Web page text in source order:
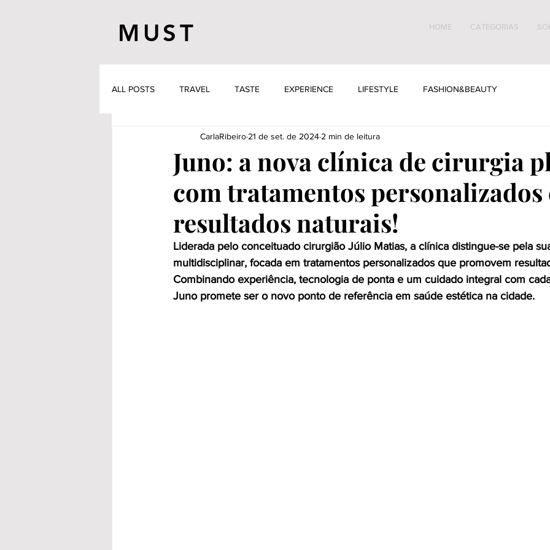
MUST HOME CATEGORIAS
ALL POSTS TRAVEL TASTE EXPERIENCE LIFESTYLE FASHION&BEAUTY
Juno: a nova clínica de cirurgia
com tratamentos personalizados
resultados naturais!
CarlaRibeiro 21 de set. de 2024 2 min de leitura
Liderada pelo conceituado cirurgião Júlio Matias, a clínica distingue-se pela
multidisciplinar, focada em tratamentos personalizados que promovem
Combinando experiência, tecnologia de ponta e um cuidado integral com
Juno promete ser o novo ponto de referência em saúde estética na cidade.